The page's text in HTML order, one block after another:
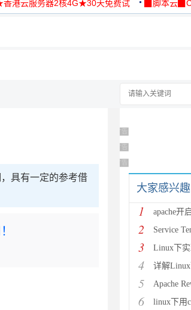
港云服务器2核4G★30天免费试
▉脚本云
具有一定的参考借
广告 商业广告，理性选择
广告 商业广告，理性选择
广告 商业广告，理性选择
大家感兴
1 apache开
2 Service
3 Linux下
4 详解Linux
5 Apache
6 linux下用